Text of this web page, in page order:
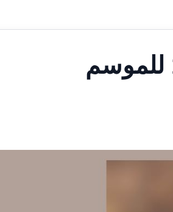
حاكم الشارقة يعتمد موازنة الدورة 19 للموسم